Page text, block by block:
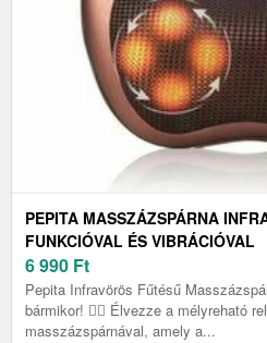
PEPITA MASSZÁZSPÁRNA
FUNKCIÓVAL ÉS VIBRÁCIÓVAL
6 990 Ft
Pepita Infravörös Fűtésű
bármikor! 💆‍♀️ Élvezze a mélyreható
masszázspárnával, amely a...